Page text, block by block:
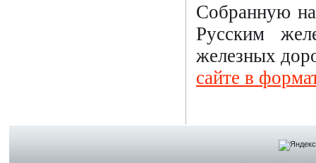
Собранную
Русским
железных
сайте в